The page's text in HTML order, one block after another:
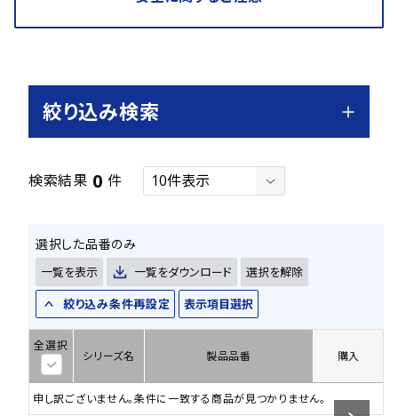
絞り込み検索
検索結果 0 件
選択した品番のみ
一覧を表示 一覧をダウンロード
選択を解除
絞り込み条件再設定
表示項目選択
全選択
シリーズ名 製品品番 購入
申し訳ございません。条件に一致する商品が見つかりません。